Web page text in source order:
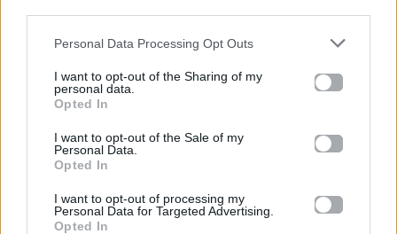
Personal Data Processing Opt Outs
I want to opt-out of the Sharing of my
personal data.
Opted In
I want to opt-out of the Sale of my
Personal Data.
Opted In
I want to opt-out of processing my
Personal Data for Targeted Advertising.
Opted In
Ariana Grande: Το
love me» σαρώνει για
20ή συνεχόμενη
ημέρα
07.08.2026
από το «Λογαριασμό»
της Κατερίνας Λιόλιου
06.08.2026